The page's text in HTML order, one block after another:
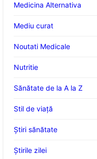
Medicina Alternativa
Mediu curat
Noutati Medicale
Nutritie
Sănătate de la A la Z
Stil de viaţă
Ştiri sănătate
Știrile zilei